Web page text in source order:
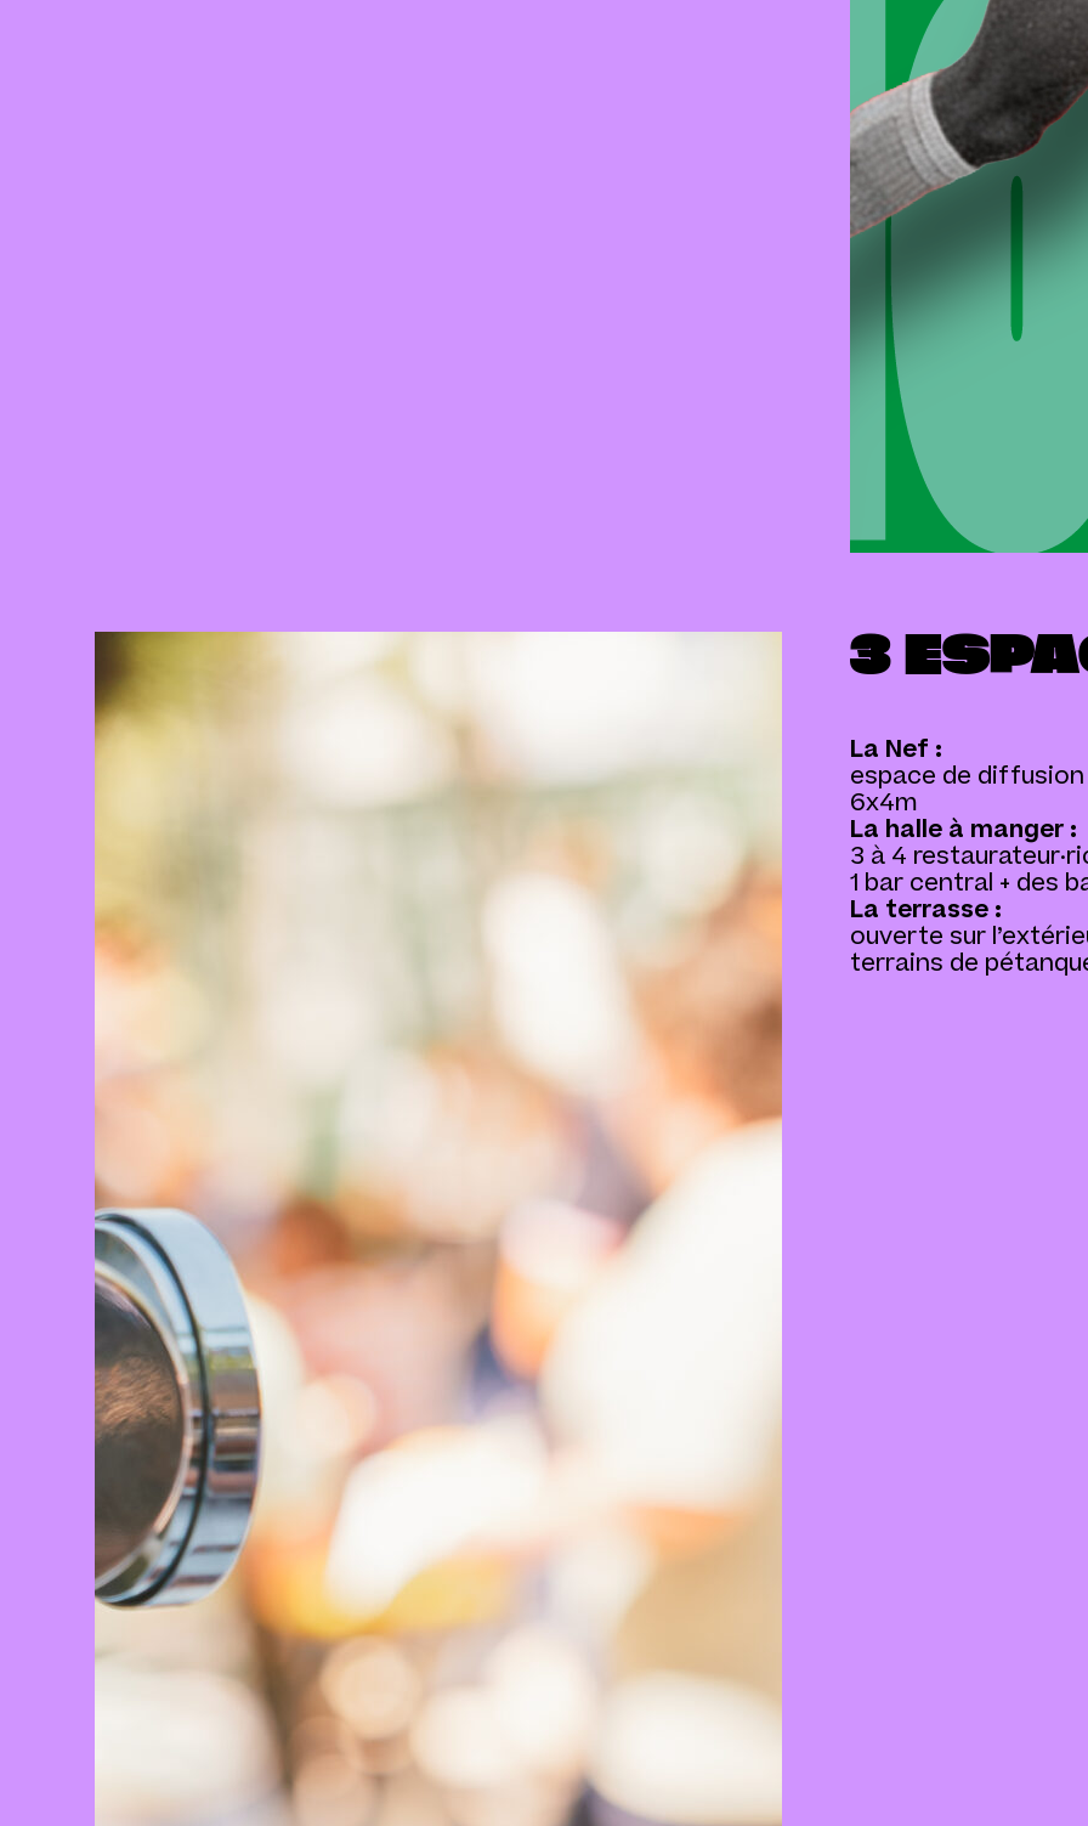
3
La Nef :
espace de
6x4m
La halle à manger :
3 à 4
1 bar central + des
La terrasse :
ouverte sur
terrains de